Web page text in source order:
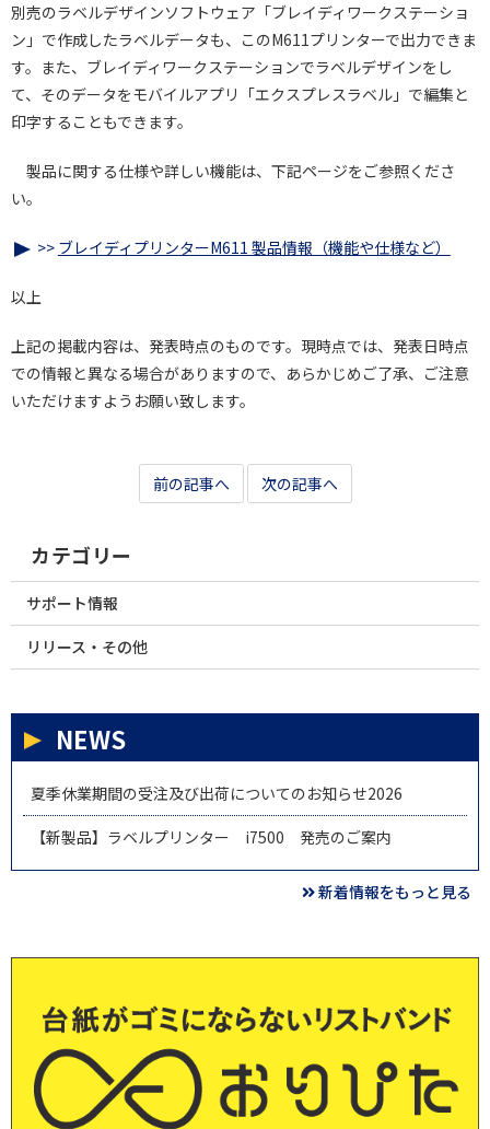
別売のラベルデザインソフトウェア「ブレイディワークステーショ
ン」で作成したラベルデータも、このM611プリンターで出力できま
す。また、ブレイディワークステーションでラベルデザインをし
て、そのデータをモバイルアプリ「エクスプレスラベル」で編集と
印字することもできます。
製品に関する仕様や詳しい機能は、下記ページをご参照くださ
い。
>> ブレイディプリンターM611 製品情報（機能や仕様など）
以上
上記の掲載内容は、発表時点のものです。現時点では、発表日時点
での情報と異なる場合がありますので、あらかじめご了承、ご注意
いただけますようお願い致します。
前の記事へ 次の記事へ
カテゴリー
サポート情報
リリース・その他
NEWS
夏季休業期間の受注及び出荷についてのお知らせ2026
【新製品】ラベルプリンター i7500 発売のご案内
新着情報をもっと見る